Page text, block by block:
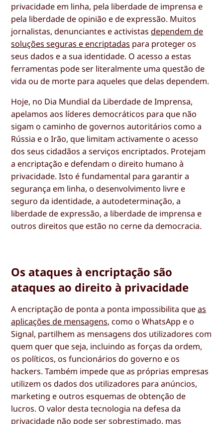
privacidade em linha, pela liberdade de imprensa e
pela liberdade de opinião e de expressão. Muitos
jornalistas, denunciantes e activistasdependem de
soluções seguras e encriptadas para proteger os
seus dados e a sua identidade. O acesso a estas
ferramentas pode ser literalmente uma questão de
vida ou de morte para aqueles que delas dependem.
Hoje, no Dia Mundial da Liberdade de Imprensa,
apelamos aos líderes democráticos para que não
sigam o caminho de governos autoritários como a
Rússia e o Irão, que limitam activamente o acesso
dos seus cidadãos a serviços encriptados. Protejam
a encriptação e defendam o direito humano à
privacidade. Isto é fundamental para garantir a
segurança em linha, o desenvolvimento livre e
seguro da identidade, a autodeterminação, a
liberdade de expressão, a liberdade de imprensa e
outros direitos que estão no cerne da democracia.
Os ataques à encriptação são
ataques ao direito à privacidade
A encriptação de ponta a ponta impossibilita queas
aplicações de mensagens, como o WhatsApp e o
Signal, partilhem as mensagens dos utilizadores com
quem quer que seja, incluindo as forças da ordem,
os políticos, os funcionários do governo e os
hackers. Também impede que as próprias empresas
utilizem os dados dos utilizadores para anúncios,
marketing e outros esquemas de obtenção de
lucros. O valor desta tecnologia na defesa da
privacidade não pode ser sobrestimado, mas